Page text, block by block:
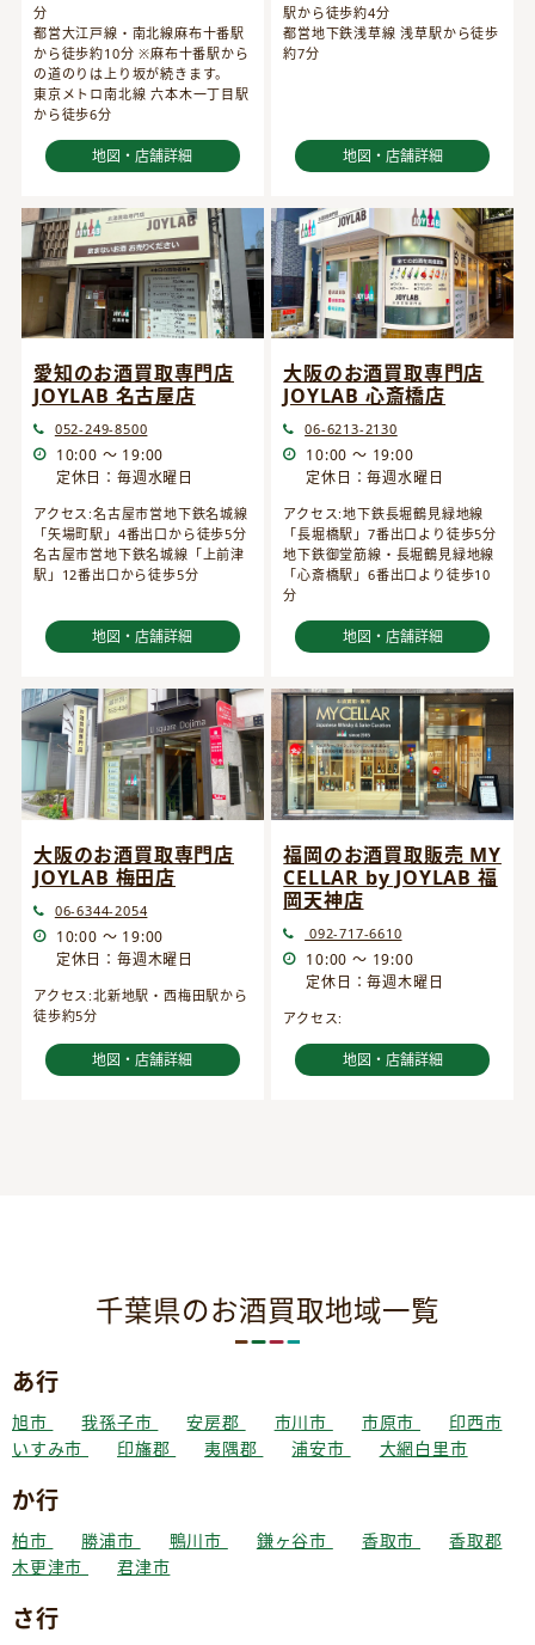
分
都営大江戸線・南北線麻布十番駅
から徒歩約10分 ※麻布十番駅から
の道のりは上り坂が続きます。
東京メトロ南北線 六本木一丁目駅
から徒歩6分
地図・店舗詳細
駅から徒歩約4分
都営地下鉄浅草線 浅草駅から徒歩
約7分
地図・店舗詳細
愛知のお酒買取専門店
JOYLAB 名古屋店
052-249-8500
10:00 ～ 19:00
定休日：毎週水曜日
アクセス:名古屋市営地下鉄名城線
「矢場町駅」4番出口から徒歩5分
名古屋市営地下鉄名城線「上前津
駅」12番出口から徒歩5分
地図・店舗詳細
大阪のお酒買取専門店
JOYLAB 心斎橋店
06-6213-2130
10:00 ～ 19:00
定休日：毎週水曜日
アクセス:地下鉄長堀鶴見緑地線
「長堀橋駅」7番出口より徒歩5分
地下鉄御堂筋線・長堀鶴見緑地線
「心斎橋駅」6番出口より徒歩10
分
地図・店舗詳細
大阪のお酒買取専門店
JOYLAB 梅田店
06-6344-2054
10:00 ～ 19:00
定休日：毎週木曜日
アクセス:北新地駅・西梅田駅から
徒歩約5分
地図・店舗詳細
福岡のお酒買取販売 MY
CELLAR by JOYLAB 福
岡天神店
092-717-6610
10:00 ～ 19:00
定休日：毎週木曜日
アクセス:
地図・店舗詳細
千葉県のお酒買取地域一覧
あ行
旭市 我孫子市 安房郡 市川市 市原市
印西市
いすみ市
印旛郡 夷隅郡 浦安市 大網白里市
か行
柏市 勝浦市 鴨川市 鎌ヶ谷市 香取市
香取郡
木更津市
君津市
さ行